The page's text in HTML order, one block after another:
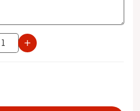
knapparna för att minska
Ost & skinkfralla Brödval